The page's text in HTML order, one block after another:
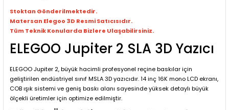
Stoktan Gönderilmektedir.
Matersan Elegoo 3D Resmi Satıcısıdır.
Tüm Teknik Konularda Bizlere Ulaşabilirsiniz.
ELEGOO Jupiter 2 SLA 3D Yazıcı
ELEGOO Jupiter 2, büyük hacimli profesyonel reçine baskılar için
geliştirilen endüstriyel sınıf MSLA 3D yazıcıdır. 14 inç 16K mono LCD ekranı,
COB ışık sistemi ve geniş baskı alanı sayesinde yüksek detaylı büyük
ölçekli üretimler için optimize edilmiştir.